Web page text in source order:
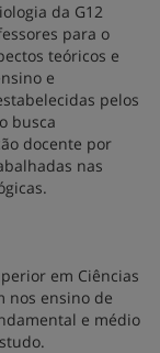
da G12
para o
teóricos e
e
pelos
busca
docente por
nas
em Ciências
nos ensino de
e médio